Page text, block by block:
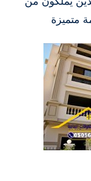
متميزة